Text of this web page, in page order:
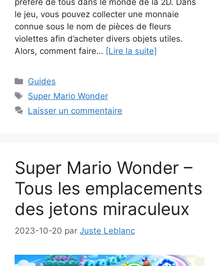
préféré de tous dans le monde de la 2D. Dans
le jeu, vous pouvez collecter une monnaie
connue sous le nom de pièces de fleurs
violettes afin d’acheter divers objets utiles.
Alors, comment faire… [Lire la suite]
Catégories
Guides
Étiquettes
Super Mario Wonder
Laisser un commentaire
Super Mario Wonder –
Tous les emplacements
des jetons miraculeux
2023-10-20 par Juste Leblanc